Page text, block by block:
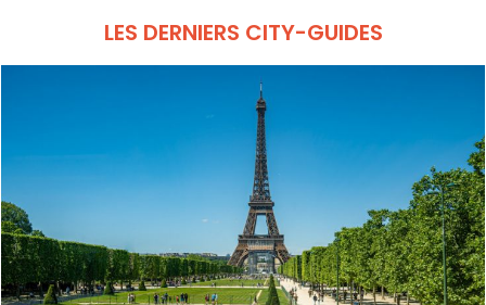
LES DERNIERS CITY-GUIDES